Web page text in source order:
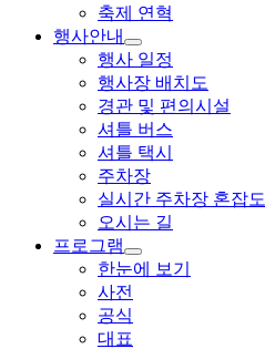
축제 연혁
행사안내
행사 일정
행사장 배치도
경관 및 편의시설
셔틀 버스
셔틀 택시
주차장
실시간 주차장 혼잡도
오시는 길
프로그램
한눈에 보기
사전
공식
대표